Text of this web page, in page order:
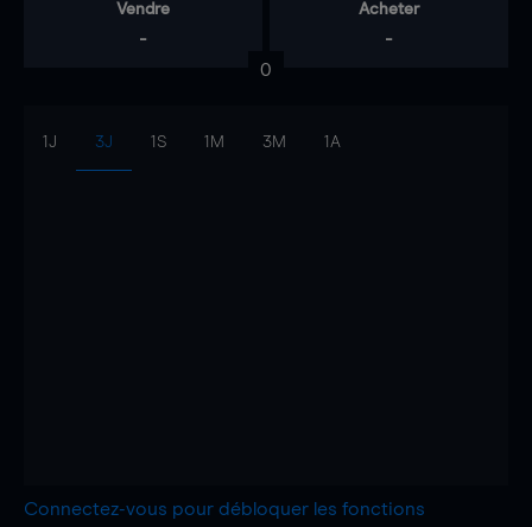
Vendre
-
Acheter
-
0
1J 3J 1S 1M 3M 1A
Connectez-vous pour débloquer les fonctions